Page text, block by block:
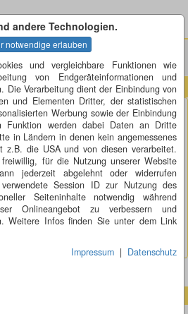
andere Technologien.
und vergleichbare Funktionen wie
von Endgeräteinformationen und
Die Verarbeitung dient der Einbindung von
und Elementen Dritter, der statistischen
Werbung sowie der Einbindung
Funktion werden dabei Daten an Dritte
in Ländern in denen kein angemessenes
z.B. die USA und von diesen verarbeitet.
für die Nutzung unserer Website
jederzeit abgelehnt oder widerrufen
Session ID zur Nutzung des
Seiteninhalte notwendig während
Onlineangebot zu verbessern und
Weitere Infos finden Sie unter dem Link
Impressum | Datenschutz
271 bis 280 » Fotorätsel 279
durch die Lasche gezogen, oder?